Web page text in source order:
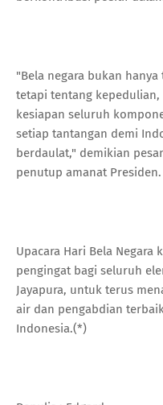
"Bela negara bukan
tetapi tentang
kesiapan seluruh
setiap tantangan demi
berdaulat," demikian
penutup amanat Presiden.
Upacara Hari Bela Negara
pengingat bagi seluruh
Jayapura, untuk terus
air dan pengabdian
Indonesia.(*)